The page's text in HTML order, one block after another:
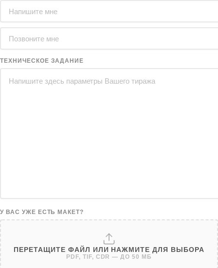
ТЕХНИЧЕСКОЕ ЗАДАНИЕ
У ВАС УЖЕ ЕСТЬ МАКЕТ?
ПЕРЕТАЩИТЕ ФАЙЛ ИЛИ НАЖМИТЕ ДЛЯ ВЫБОРА
PDF, TIF, CDR — ДО 50 МБ